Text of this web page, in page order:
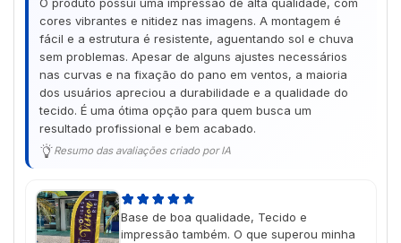
cores vibrantes e nitidez nas imagens. A montagem é
fácil e a estrutura é resistente, aguentando sol e chuva
sem problemas. Apesar de alguns ajustes necessários
nas curvas e na fixação do pano em ventos, a maioria
dos usuários apreciou a durabilidade e a qualidade do
tecido. É uma ótima opção para quem busca um
resultado profissional e bem acabado.
Resumo das avaliações criado por IA
Base de boa qualidade, Tecido e
impressão também. O que superou minha